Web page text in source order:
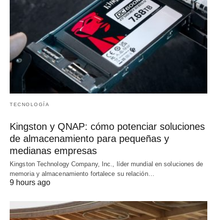
TECNOLOGÍA
Kingston y QNAP: cómo potenciar soluciones
de almacenamiento para pequeñas y
medianas empresas
Kingston Technology Company, Inc., líder mundial en soluciones de
memoria y almacenamiento fortalece su relación…
9 hours ago